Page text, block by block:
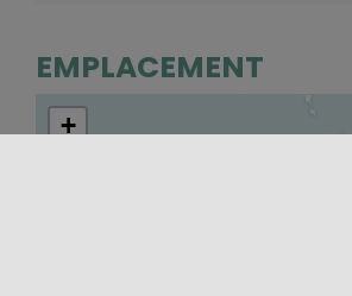
EMPLACEMENT
+